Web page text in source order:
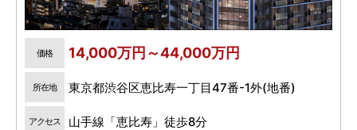
価格 14,000万円～44,000万円
所在地 東京都渋谷区恵比寿一丁目47番-1外(地番)
アクセス 山手線「恵比寿」徒歩8分